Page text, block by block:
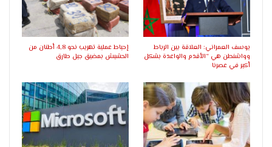
يوسف العمراني: العلاقة بين الرباط
وواشنطن هي “الأقدم والواعدة بشكل
أكبر في عصرنا
إحباط عملية تهريب نحو 4,8 أطنان من
الحشيش بمضيق جبل طارق